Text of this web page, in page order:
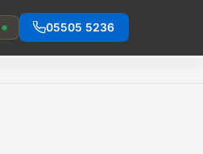
05505 5236